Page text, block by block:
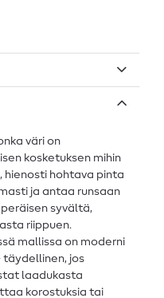
väri on
kosketuksen mihin
hienosti hohtava pinta
ja antaa runsaan
syvältä,
riippuen.
mallissa on moderni
jos
laadukasta
korostuksia tai